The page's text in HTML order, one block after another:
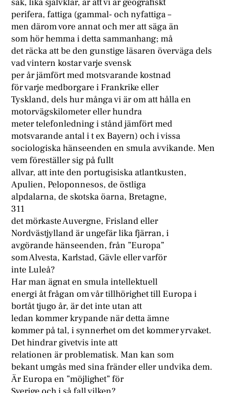
sak, lika självklar, är att vi är geografiskt
perifera, fattiga (gammal- och nyfattiga –
men därom vore annat och mer att säga än
som hör hemma i detta sammanhang; må
det räcka att be den gunstige läsaren överväga dels
vad vintern kostar varje svensk
per år jämfört med motsvarande kostnad
för varje medborgare i Frankrike eller
Tyskland, dels hur många vi är om att hålla en
motorvägskilometer eller hundra
meter telefonledning i stånd jämfört med
motsvarande antal i t ex Bayern) och i vissa
sociologiska hänseenden en smula avvikande. Men
vem föreställer sig på fullt
allvar, att inte den portugisiska atlantkusten,
Apulien, Peloponnesos, de östliga
alpdalarna, de skotska öarna, Bretagne,
311
det mörkaste Auvergne, Frisland eller
Nordvästjylland är ungefär lika fjärran, i
avgörande hänseenden, från ”Europa”
som Alvesta, Karlstad, Gävle eller varför
inte Luleå?
Har man ägnat en smula intellektuell
energi åt frågan om vår tillhörighet till Europa i
bortåt tjugo år, är det inte utan att
ledan kommer krypande när detta ämne
kommer på tal, i synnerhet om det kommer yrvaket.
Det hindrar givetvis inte att
relationen är problematisk. Man kan som
bekant umgås med sina fränder eller undvika dem.
Är Europa en ”möjlighet” för